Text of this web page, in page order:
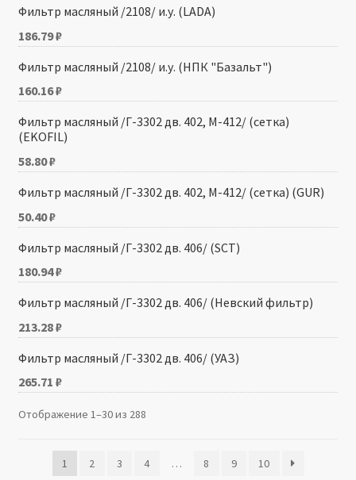
Фильтр масляный /2108/ и.у. (LADA)
186.79₽
Фильтр масляный /2108/ и.у. (НПК "Базальт")
160.16₽
Фильтр масляный /Г-3302 дв. 402, М-412/ (сетка)
(EKOFIL)
58.80₽
Фильтр масляный /Г-3302 дв. 402, М-412/ (сетка) (GUR)
50.40₽
Фильтр масляный /Г-3302 дв. 406/ (SCT)
180.94₽
Фильтр масляный /Г-3302 дв. 406/ (Невский фильтр)
213.28₽
Фильтр масляный /Г-3302 дв. 406/ (УАЗ)
265.71 ₽
Отображение 1–30 из 288
1 2 3 4 … 8 9 10